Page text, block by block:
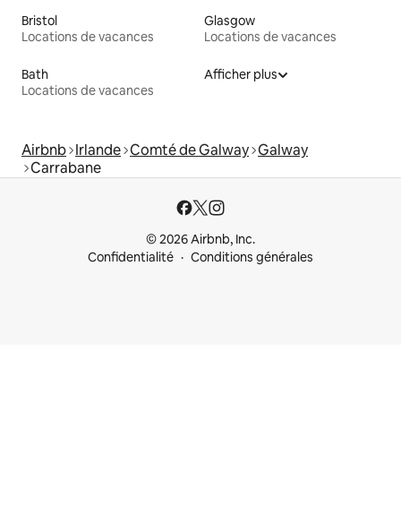
Bristol
Locations de vacances
Glasgow
Locations de vacances
Bath
Locations de vacances
Afficher plus
Airbnb Irlande Comté de Galway Galway
Carrabane
© 2026 Airbnb, Inc.
Confidentialité
Conditions générales